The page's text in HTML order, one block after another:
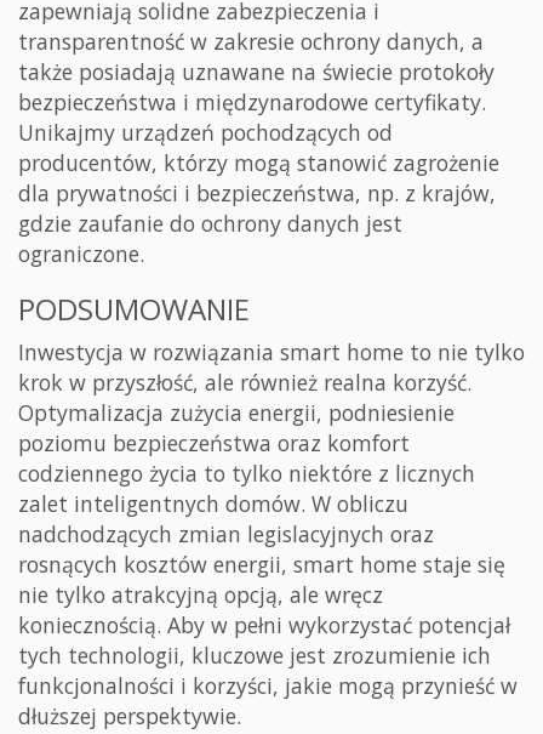
zapewniają solidne zabezpieczenia i
transparentność w zakresie ochrony danych, a
także posiadają uznawane na świecie protokoły
bezpieczeństwa i międzynarodowe certyfikaty.
Unikajmy urządzeń pochodzących od
producentów, którzy mogą stanowić zagrożenie
dla prywatności i bezpieczeństwa, np. z krajów,
gdzie zaufanie do ochrony danych jest
ograniczone.
PODSUMOWANIE
Inwestycja w rozwiązania smart home to nie tylko
krok w przyszłość, ale również realna korzyść.
Optymalizacja zużycia energii, podniesienie
poziomu bezpieczeństwa oraz komfort
codziennego życia to tylko niektóre z licznych
zalet inteligentnych domów. W obliczu
nadchodzących zmian legislacyjnych oraz
rosnących kosztów energii, smart home staje się
nie tylko atrakcyjną opcją, ale wręcz
koniecznością. Aby w pełni wykorzystać potencjał
tych technologii, kluczowe jest zrozumienie ich
funkcjonalności i korzyści, jakie mogą przynieść w
dłuższej perspektywie.